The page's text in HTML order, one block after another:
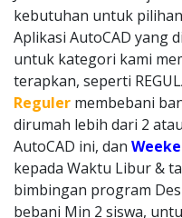
kebutuhan untuk
Aplikasi AutoCAD yang
untuk kategori kami
terapkan, seperti
Reguler membebani
dirumah lebih dari 2
AutoCAD ini, dan
kepada Waktu Libur &
bimbingan program
bebani Min 2 siswa,